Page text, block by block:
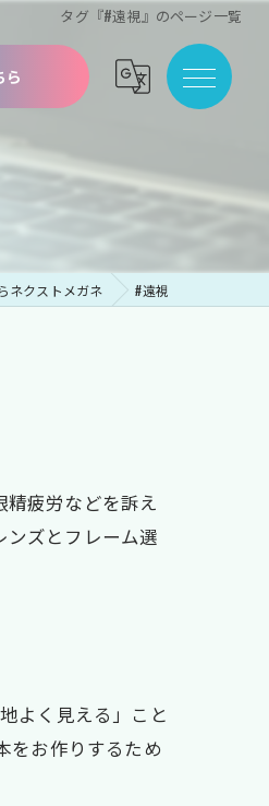
タグ『#遠視』のページ一覧
ら
ネクストメガネ #遠視
疲労などを訴え
ズとフレーム選
よく見える」こと
をお作りするため